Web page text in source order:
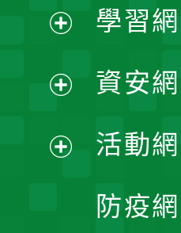
單
選
單
開
選
單
開
選
開
學習
資安
活動
防疫